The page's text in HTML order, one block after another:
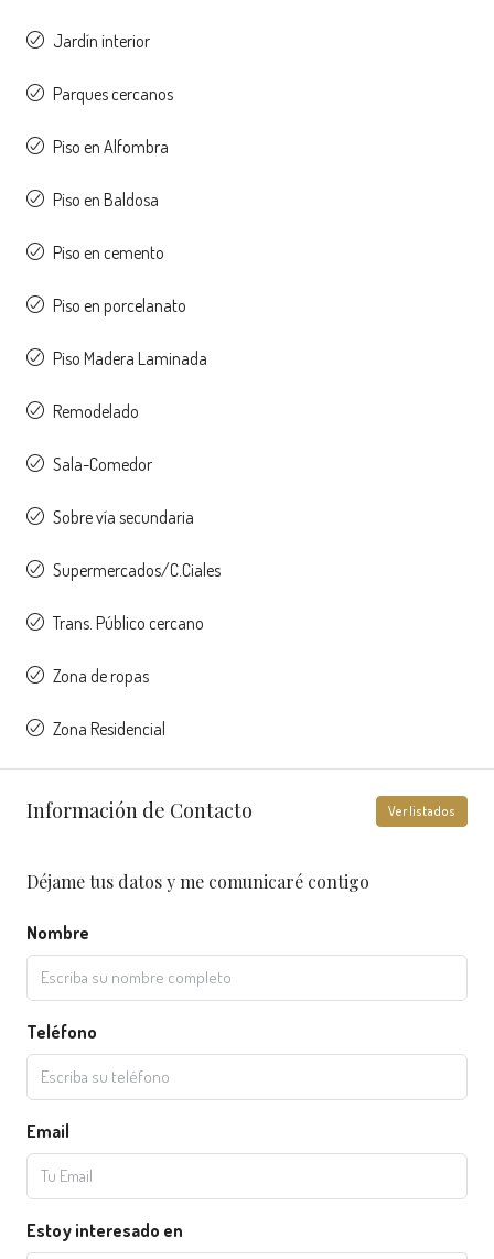
Jardín interior
Parques cercanos
Piso en Alfombra
Piso en Baldosa
Piso en cemento
Piso en porcelanato
Piso Madera Laminada
Remodelado
Sala-Comedor
Sobre vía secundaria
Supermercados/C.Ciales
Trans. Público cercano
Zona de ropas
Zona Residencial
Información de Contacto Ver listados
Déjame tus datos y me comunicaré contigo
Nombre
Teléfono
Email
Estoy interesado en